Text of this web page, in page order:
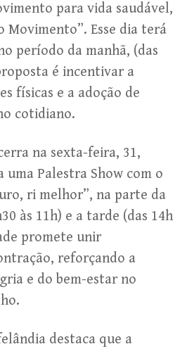
para vida saudável,
Movimento”. Esse dia terá
período da manhã, (das
é incentivar a
físicas e a adoção de
cotidiano.
na sexta-feira, 31,
uma Palestra Show com o
ri melhor”, na parte da
às 11h) e a tarde (das 14h
promete unir
reforçando a
e do bem-estar no
destaca que a